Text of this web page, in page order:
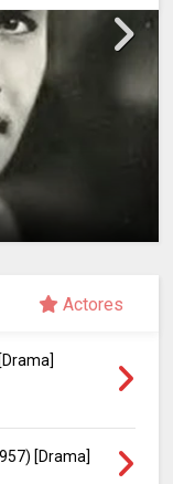
Actores
[Drama]